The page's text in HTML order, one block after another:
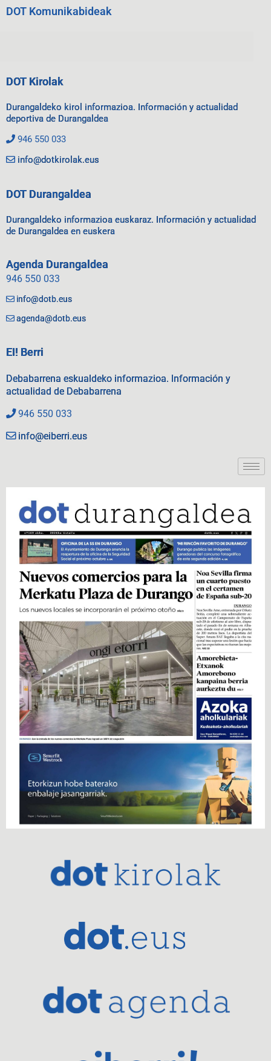
DOT Komunikabideak
DOT Kirolak
Durangaldeko kirol informazioa. Información y actualidad
deportiva de Durangaldea
946 550 033
info@dotkirolak.eus
DOT Durangaldea
Durangaldeko informazioa euskaraz. Información y actualidad
de Durangaldea en euskera
Agenda Durangaldea
946 550 033
info@dotb.eus
agenda@dotb.eus
EI! Berri
Debabarrena eskualdeko informazioa. Información y
actualidad de Debabarrena
946 550 033
info@eiberri.eus